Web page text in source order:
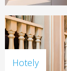
Hotely